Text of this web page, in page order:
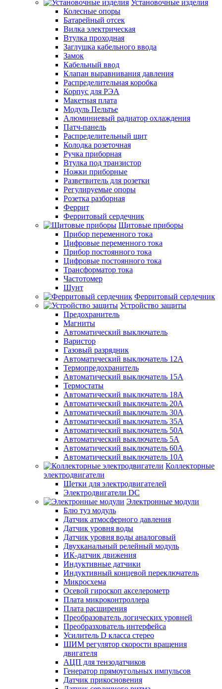
Установочные изделия
Колесные опоры
Батарейный отсек
Вилка электрическая
Втулка проходная
Заглушка кабельного ввода
Замок
Кабельный ввод
Клапан выравнивания давления
Распределительная коробка
Корпус для РЭА
Макетная плата
Модуль Пельтье
Алюминиевый радиатор охлаждения
Патч-панель
Распределительный щит
Колодка розеточная
Ручка приборная
Втулка под транзистор
Ножки приборные
Разветвитель для розетки
Регулируемые опоры
Розетка разборная
Феррит
Ферритовый сердечник
Щитовые приборы
Прибор переменного тока
Цифровые переменного тока
Прибор постоянного тока
Цифровые постоянного тока
Трансформатор тока
Частотомер
Шунт
Ферритовый сердечник
Устройство защиты
Предохранитель
Магниты
Автоматический выключатель
Варистор
Газовый разрядник
Автоматический выключатель 12А
Термопредохранитель
Автоматический выключатель 15А
Термостаты
Автоматический выключатель 18А
Автоматический выключатель 20А
Автоматический выключатель 30А
Автоматический выключатель 35А
Автоматический выключатель 50А
Автоматический выключатель 5А
Автоматический выключатель 60А
Автоматический выключатель 10А
Коллекторные
электродвигатели
Щетки для электродвигателей
Электродвигатели DC
Электронные модули
Блю туз модуль
Датчик атмосферного давления
Датчик уровня воды
Датчик уровня воды аналоговый
Двухканальный релейный модуль
ИК-датчик движения
Индуктивные датчики
Индуктивный концевой переключатель
Микросхема
Осевой гироскоп акселерометр
Плата микроконтроллера
Плата расширения
Преобразователь логических уровней
Преобразхователь интерфейса
Усилитель D класса стерео
ШИМ регулятор скорости вращения
двигателя
АЦП для тензодатчиков
Генератор прямоугольных импульсов
Датчик прикосновения